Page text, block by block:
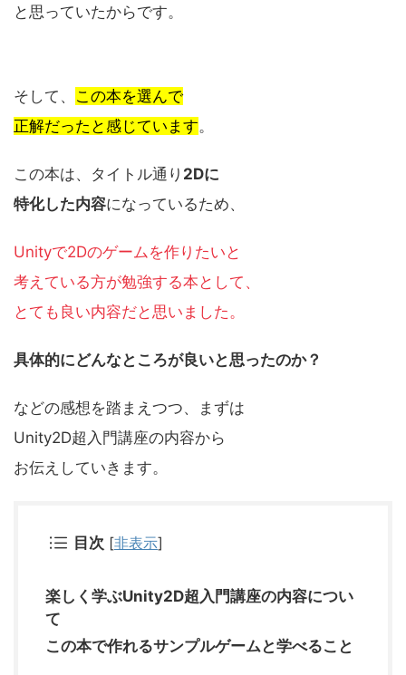
と思っていたからです。
そして、 この本を選んで
正解だったと感じています。
この本は、タイトル通り 2Dに
特化した内容になっているため、
Unityで2Dのゲームを作りたいと
考えている方が勉強する本として、
とても良い内容だと思いました。
具体的にどんなところが良いと思ったのか？
などの感想を踏まえつつ、まずは
Unity2D超入門講座の内容から
お伝えしていきます。
目次 [非表示]
楽しく学ぶUnity2D超入門講座の内容につい
て
この本で作れるサンプルゲームと学べること